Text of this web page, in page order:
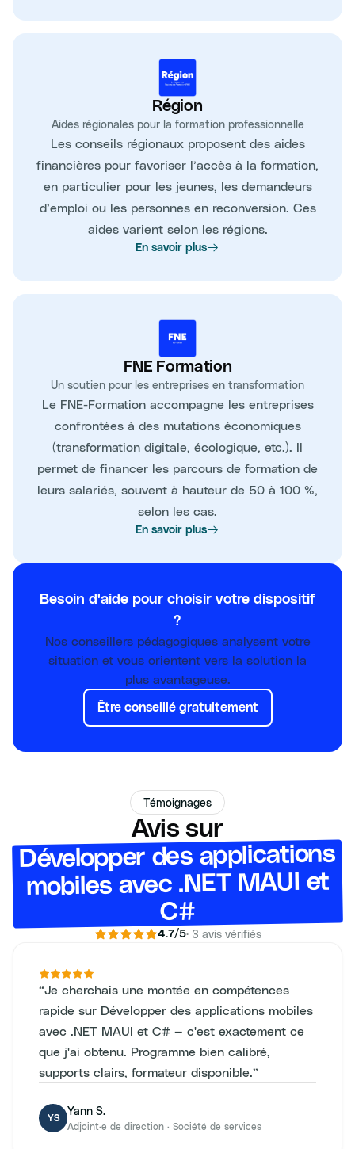
Région
Aides régionales pour la formation professionnelle
Les conseils régionaux proposent des aides
financières pour favoriser l’accès à la formation,
en particulier pour les jeunes, les demandeurs
d’emploi ou les personnes en reconversion. Ces
aides varient selon les régions.
En savoir plus
FNE Formation
Un soutien pour les entreprises en transformation
Le FNE-Formation accompagne les entreprises
confrontées à des mutations économiques
(transformation digitale, écologique, etc.). Il
permet de financer les parcours de formation de
leurs salariés, souvent à hauteur de 50 à 100 %,
selon les cas.
En savoir plus
Besoin d'aide pour choisir votre dispositif
?
Nos conseillers pédagogiques analysent votre
situation et vous orientent vers la solution la
plus avantageuse.
Être conseillé gratuitement
Témoignages
Avis sur
Développer des applications
mobiles avec .NET MAUI et
C#
4.7/5· 3 avis vérifiés
“Je cherchais une montée en compétences
rapide sur Développer des applications mobiles
avec .NET MAUI et C# — c'est exactement ce
que j'ai obtenu. Programme bien calibré,
supports clairs, formateur disponible.”
YS
Yann S.
Adjoint·e de direction · Société de services